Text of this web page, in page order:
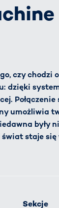
czy chodzi
dzięki
umożliwia
były
staje się
Sekcje